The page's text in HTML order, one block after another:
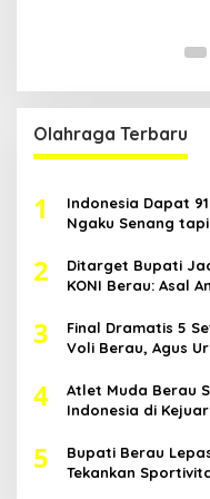
Olahraga Terbaru
1
Indonesia Dapat
Ngaku Senang
2
Ditarget Bupati
KONI Berau: Asal
3
Final Dramatis 5
Voli Berau, Agus
4
Atlet Muda Berau
Indonesia di
5
Bupati Berau
Tekankan